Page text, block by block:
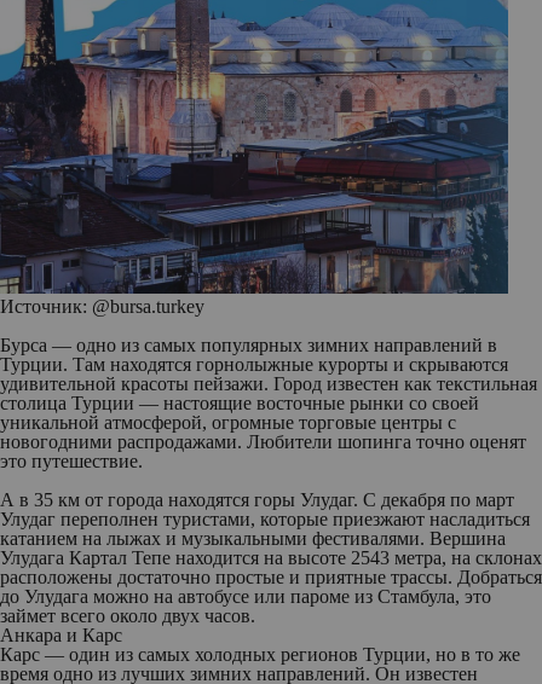
Источник: @bursa.turkey
Бурса — одно из самых популярных зимних направлений в
Турции. Там находятся горнолыжные курорты и скрываются
удивительной красоты пейзажи. Город известен как текстильная
столица Турции — настоящие восточные рынки со своей
уникальной атмосферой, огромные торговые центры с
новогодними распродажами. Любители шопинга точно оценят
это путешествие.
А в 35 км от города находятся горы Улудаг. С декабря по март
Улудаг переполнен туристами, которые приезжают насладиться
катанием на лыжах и музыкальными фестивалями. Вершина
Улудага Картал Тепе находится на высоте 2543 метра, на склонах
расположены достаточно простые и приятные трассы. Добраться
до Улудага можно на автобусе или пароме из Стамбула, это
займет всего около двух часов.
Анкара и Карс
Карс — один из самых холодных регионов Турции, но в то же
время одно из лучших зимних направлений. Он известен